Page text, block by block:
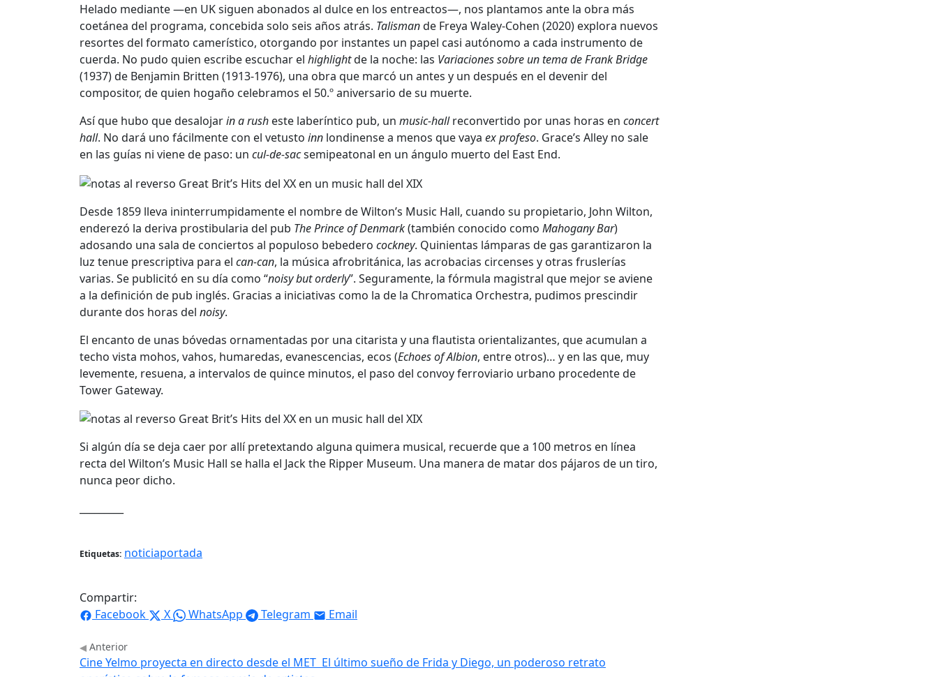
Helado mediante —en UK siguen abonados al dulce en los entreactos—, nos plantamos ante la obra más
coetánea del programa, concebida solo seis años atrás. Talismande Freya Waley-Cohen (2020) explora nuevos
resortes del formato camerístico, otorgando por instantes un papel casi autónomo a cada instrumento de
cuerda. No pudo quien escribe escuchar el highlightde la noche: las Variaciones sobre un tema de Frank Bridge
(1937) de Benjamin Britten (1913-1976), una obra que marcó un antes y un después en el devenir del
compositor, de quien hogaño celebramos el 50.º aniversario de su muerte.
Así que hubo que desalojarin a rush este laberíntico pub, un music-hallreconvertido por unas horas en concert
hall. No dará uno fácilmente con el vetusto inn londinense a menos que vaya ex profeso. Grace’s Alley no sale
en las guías ni viene de paso: un cul-de-sacsemipeatonal en un ángulo muerto del East End.
Desde 1859 lleva ininterrumpidamente el nombre de Wilton’s Music Hall, cuando su propietario, John Wilton,
enderezó la deriva prostibularia del pub The Prince of Denmark(también conocido como Mahogany Bar)
adosando una sala de conciertos al populoso bebedero cockney. Quinientas lámparas de gas garantizaron la
luz tenue prescriptiva para el can-can, la música afrobritánica, las acrobacias circenses y otras fruslerías
varias. Se publicitó en su día como “noisy but orderly”. Seguramente, la fórmula magistral que mejor se aviene
a la definición de pub inglés. Gracias a iniciativas como la de la Chromatica Orchestra, pudimos prescindir
durante dos horas del noisy.
El encanto de unas bóvedas ornamentadas por una citarista y una flautista orientalizantes, que acumulan a
techo vista mohos, vahos, humaredas, evanescencias, ecos (Echoes of Albion, entre otros)… y en las que, muy
levemente, resuena, a intervalos de quince minutos, el paso del convoy ferroviario urbano procedente de
Tower Gateway.
Si algún día se deja caer por allí pretextando alguna quimera musical, recuerde que a 100 metros en línea
recta del Wilton’s Music Hall se halla el Jack the Ripper Museum. Una manera de matar dos pájaros de un tiro,
nunca peor dicho.
Etiquetas: noticiaportada
Compartir:
Facebook
X WhatsApp Telegram Email
Anterior
Cine Yelmo proyecta en directo desde el MET El último sueño de Frida y Diego, un poderoso retrato